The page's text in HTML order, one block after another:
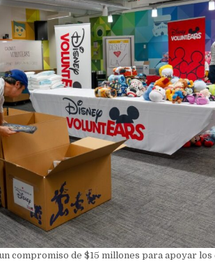
compromiso de $15 millones para apoyar